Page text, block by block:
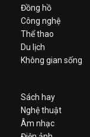
Đồng hồ
Công nghệ
Thể thao
Du lịch
Không gian sống
Sách hay
Nghệ thuật
Âm nhạc